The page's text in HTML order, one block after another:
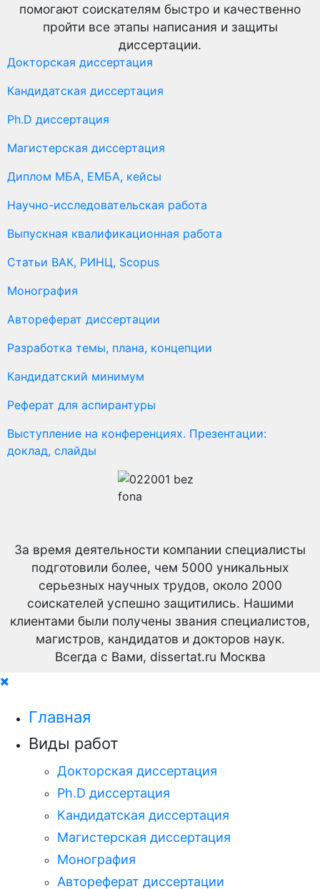
помогают соискателям быстро и качественно
пройти все этапы написания и защиты
диссертации.
Докторская диссертация
Кандидатская диссертация
Ph.D диссертация
Магистерская диссертация
Диплом МБА, ЕМБА, кейсы
Научно-исследовательская работа
Выпускная квалификационная работа
Статьи ВАК, РИНЦ, Scopus
Монография
Автореферат диссертации
Разработка темы, плана, концепции
Кандидатский минимум
Реферат для аспирантуры
Выступление на конференциях. Презентации:
доклад, слайды
За время деятельности компании специалисты
подготовили более, чем 5000 уникальных
серьезных научных трудов, около 2000
соискателей успешно защитились. Нашими
клиентами были получены звания специалистов,
магистров, кандидатов и докторов наук.
Всегда с Вами, dissertat.ru Москва
Главная
Виды работ
Докторская диссертация
Ph.D диссертация
Кандидатская диссертация
Магистерская диссертация
Монография
Автореферат диссертации